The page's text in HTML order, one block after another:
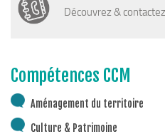
Découvrez &
Compétences CCM
Aménagement du territoire
Culture & Patrimoine